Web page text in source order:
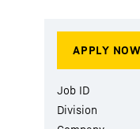
Job ID
Division